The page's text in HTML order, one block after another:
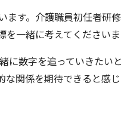
ます。介護職員初任者研
を一緒に考えてください
に数字を追っていきたい
な関係を期待できると感